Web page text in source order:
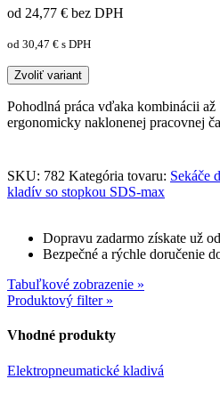
od 24,77 € bez DPH
od 30,47 € s DPH
Zvoliť variant
Pohodlná práca vďaka kombinácii až
ergonomicky naklonenej pracovnej
SKU: 782 Kategória tovaru: Sekáče
kladív so stopkou SDS-max
Dopravu zadarmo získate už
Bezpečné a rýchle doručenie
Tabuľkové zobrazenie »
Produktový filter »
Vhodné produkty
Elektropneumatické kladivá